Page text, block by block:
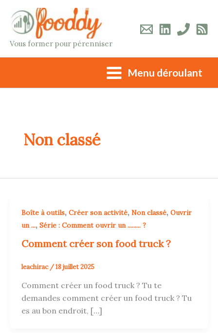
contenu
Vous former pour pérenniser
Menu déroulant
Non classé
Boîte à outils, Créer son activité, Non classé, Ouvrir
un ..., Série : Comment ouvrir un ......... ?
Comment créer son food truck ?
leachirac /18 juillet 2025
Comment créer un food truck ? Tu te
demandes comment créer un food truck ? Tu
es au bon endroit, […]